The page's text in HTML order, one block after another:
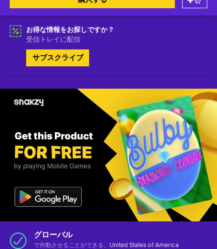
お得な情報をお探しですか？
受信トレイに配信
サブスクライブ
グローバル
で作動させることができる。 United States of America